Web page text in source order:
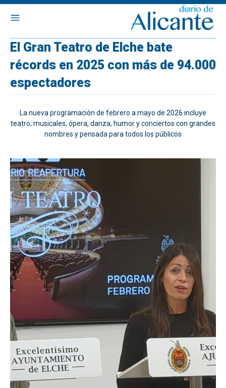
El Gran Teatro de Elche bate
récords en 2025 con más de 94.000
espectadores
La nueva programación de febrero a mayo de 2026 incluye
teatro, musicales, ópera, danza, humor y conciertos con grandes
nombres y pensada para todos los públicos